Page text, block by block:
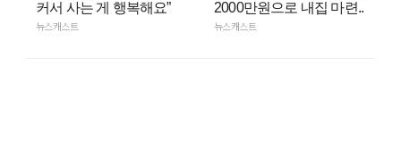
커서 사는 게 행복해요”
뉴스캐스트
2000만원으로 내집 마련..
뉴스캐스트